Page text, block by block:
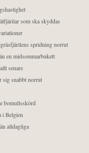
som ska skyddas
spridning norrut
en midsommarbukett
senare
sig snabbt norrut
bomullsskörd
i Belgien
alldagliga